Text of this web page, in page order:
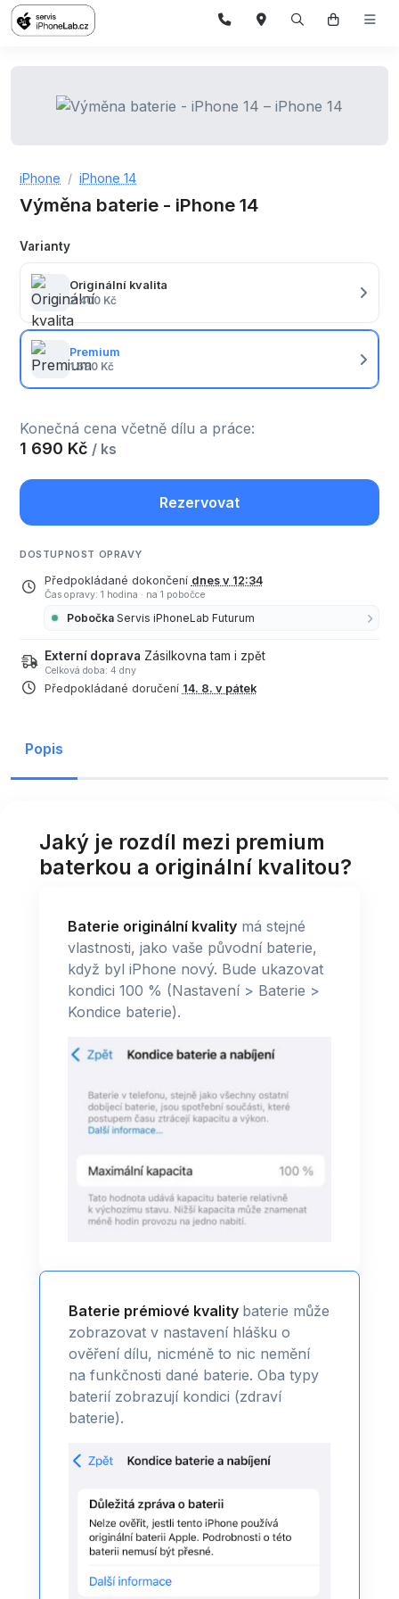
iPhone iPhone 14
Výměna baterie - iPhone 14
Varianty
Originální kvalita
2 400 Kč
Premium
1 690 Kč
Konečná cena včetně dílu a práce:
1 690 Kč / ks
Rezervovat
DOSTUPNOST OPRAVY
Předpokládané dokončení dnes v 12:34
Čas opravy: 1 hodina · na 1 pobočce
Pobočka Servis iPhoneLab Futurum
Externí doprava Zásilkovna tam i zpět
Celková doba: 4 dny
Předpokládané doručení 14. 8. v pátek
Popis
Jaký je rozdíl mezi premium
baterkou a originální kvalitou?
Baterie originální kvality má stejné
vlastnosti, jako vaše původní baterie,
když byl iPhone nový. Bude ukazovat
kondici 100 % (Nastavení > Baterie >
Kondice baterie).
Baterie prémiové kvality baterie může
zobrazovat v nastavení hlášku o
ověření dílu, nicméně to nic nemění
na funkčnosti dané baterie. Oba typy
baterií zobrazují kondici (zdraví
baterie).